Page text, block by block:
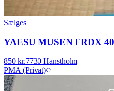
Sælges
YAESU MUSEN FRDX
850 kr.7730 Hanstholm
PMA (Privat)